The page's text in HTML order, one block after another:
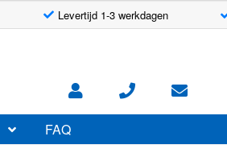
Levertijd 1-3 werkdagen
FAQ